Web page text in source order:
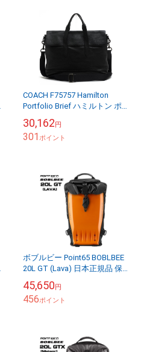
COACH F75757 Hamilton
Portfolio Brief ハミルトン ポ
チ ペプ...
30,162円
301ポイント
ボブルビー Point65 BOBLBEE
20L GT (Lava) 日本正規品 保
く）】
45,650円
456ポイント